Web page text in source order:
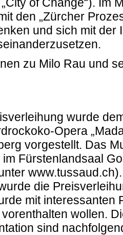
of Change“). Im
den „Zürcher
und sich mit der
zu Milo Rau und
wurde
Opera
vorgestellt. Das
Fürstenlandsaal
die
mit interessanten
wollen.
sind